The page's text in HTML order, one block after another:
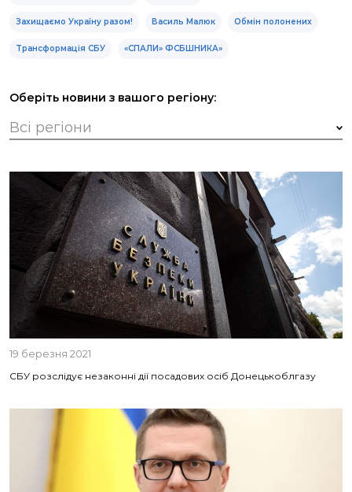
Захищаємо Україну разом! Василь Малюк Обмін полонених
Трансформація СБУ «СПАЛИ» ФСБШНИКА»
Оберіть новини з вашого регіону:
19 березня 2021
СБУ розслідує незаконні дії посадових осіб Донецькоблгазу